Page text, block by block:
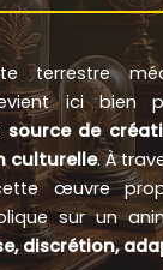
terrestre
ici bien
source de
culturelle. À
œuvre
sur un
discrétion,